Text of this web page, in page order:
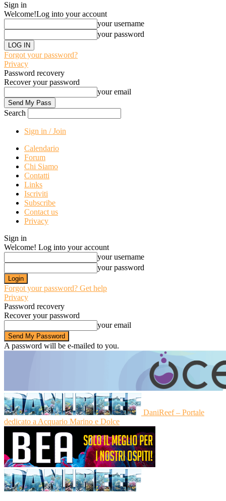
Sign in
Welcome!Log into your account
your username
your password
Forgot your password?
Privacy
Password recovery
Recover your password
your email
Search
Sign in / Join
Calendario
Forum
Chi Siamo
Contatti
Links
Iscriviti
Subscribe
Contact us
Privacy
Sign in
Welcome! Log into your account
your username
your password
Forgot your password? Get help
Privacy
Password recovery
Recover your password
your email
A password will be e-mailed to you.
DaniReef – Portale
dedicato a Acquario Marino e Dolce